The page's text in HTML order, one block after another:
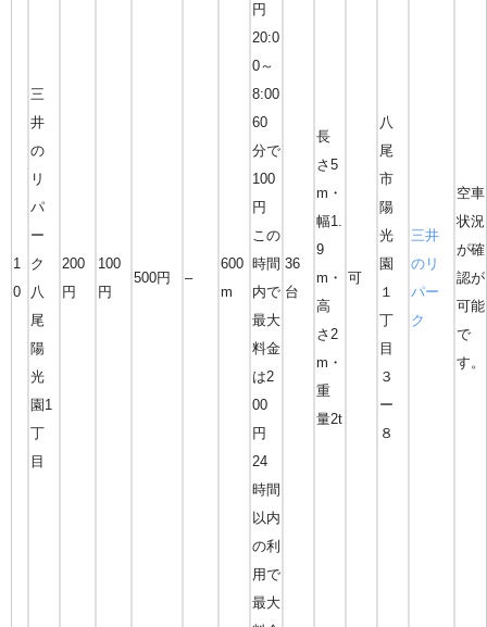
1
0
三
井
の
リ
パ
ー
ク
八
尾
陽
光
園1
丁
目
200
円
100
円
500円 –
600
m
円
20:0
0～
8:00
60
分で
100
円
この
時間
内で
最大
料金
は2
00
円
24
時間
以内
の利
用で
最大
36
台
長
さ5
m・
幅1.
9
m・
高
さ2
m・
重
量2t
可
八
尾
市
陽
光
園
１
丁
目
３
ー
８
三井
のリ
パー
ク
空車
状況
が確
認が
可能
で
す。